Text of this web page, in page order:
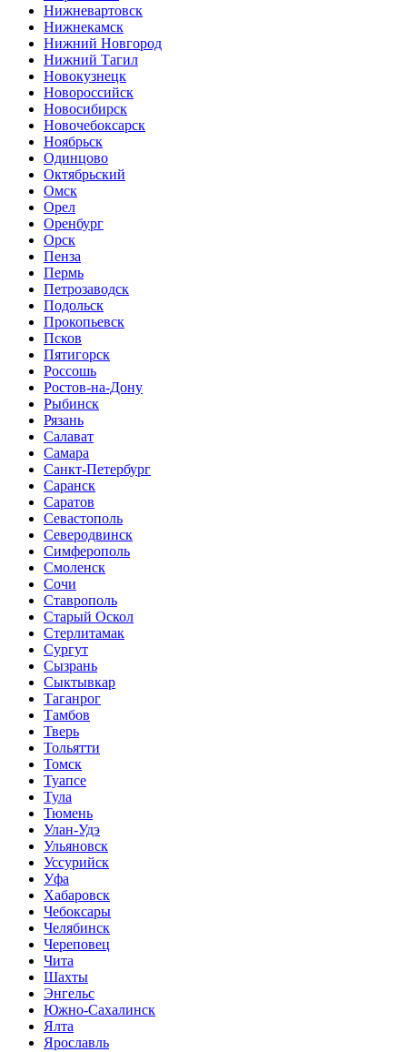
Нижневартовск
Нижнекамск
Нижний Новгород
Нижний Тагил
Новокузнецк
Новороссийск
Новосибирск
Новочебоксарск
Ноябрьск
Одинцово
Октябрьский
Омск
Орел
Оренбург
Орск
Пенза
Пермь
Петрозаводск
Подольск
Прокопьевск
Псков
Пятигорск
Россошь
Ростов-на-Дону
Рыбинск
Рязань
Салават
Самара
Санкт-Петербург
Саранск
Саратов
Севастополь
Северодвинск
Симферополь
Смоленск
Сочи
Ставрополь
Старый Оскол
Стерлитамак
Сургут
Сызрань
Сыктывкар
Таганрог
Тамбов
Тверь
Тольятти
Томск
Туапсе
Тула
Тюмень
Улан-Удэ
Ульяновск
Уссурийск
Уфа
Хабаровск
Чебоксары
Челябинск
Череповец
Чита
Шахты
Энгельс
Южно-Сахалинск
Ялта
Ярославль